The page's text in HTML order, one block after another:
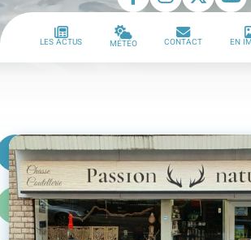
LES ACTUS MÉTÉO CONTACT EN